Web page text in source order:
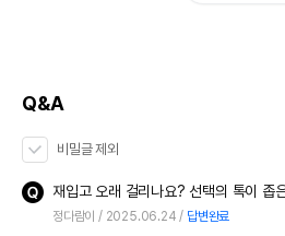
Q&A
비밀글 제외
정다람이 2025.06.24 답변완료